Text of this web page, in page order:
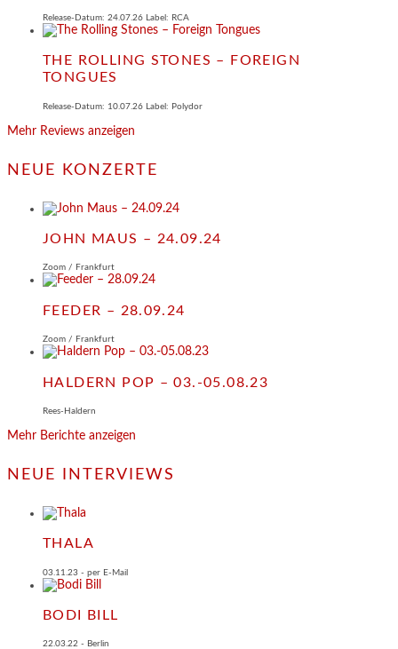
Release-Datum: 24.07.26 Label: RCA
THE ROLLING STONES – FOREIGN
TONGUES
Release-Datum: 10.07.26 Label: Polydor
Mehr Reviews anzeigen
NEUE KONZERTE
JOHN MAUS – 24.09.24
Zoom / Frankfurt
FEEDER – 28.09.24
Zoom / Frankfurt
HALDERN POP – 03.-05.08.23
Rees-Haldern
Mehr Berichte anzeigen
NEUE INTERVIEWS
THALA
03.11.23 - per E-Mail
BODI BILL
22.03.22 - Berlin